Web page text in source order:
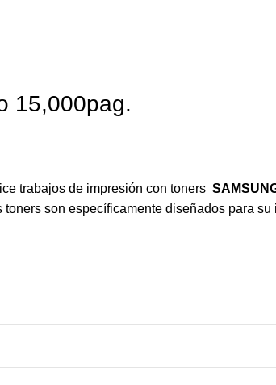
15,000pag.
trabajos de impresión con toners
son específicamente diseñados para su